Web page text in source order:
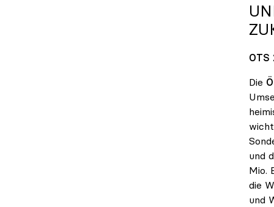
OTS
Die
und
Mio.
die
und